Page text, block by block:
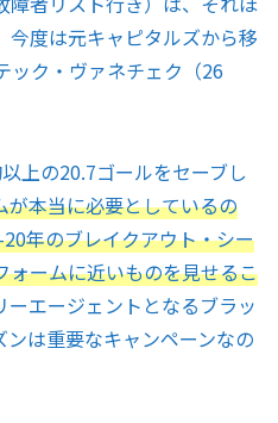
今度は元キャピタルズから移
ック・ヴァネチェク（26
上の20.7ゴールをセーブし
が本当に必要としているの
年のブレイクアウト・シー
ォームに近いものを見せるこ
エージェントとなるブラッ
は重要なキャンペーンなの